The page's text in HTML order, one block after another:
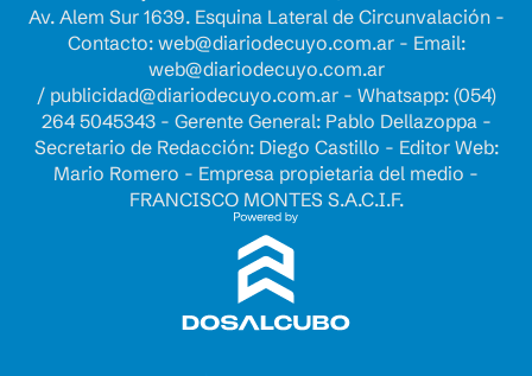
Av. Alem Sur 1639. Esquina Lateral de Circunvalación -
Contacto: web@diariodecuyo.com.ar- Email:
web@diariodecuyo.com.ar
/ publicidad@diariodecuyo.com.ar- Whatsapp: (054)
264 5045343 - Gerente General: Pablo Dellazoppa -
Secretario de Redacción: Diego Castillo - Editor Web:
Mario Romero - Empresa propietaria del medio -
FRANCISCO MONTES S.A.C.I.F.